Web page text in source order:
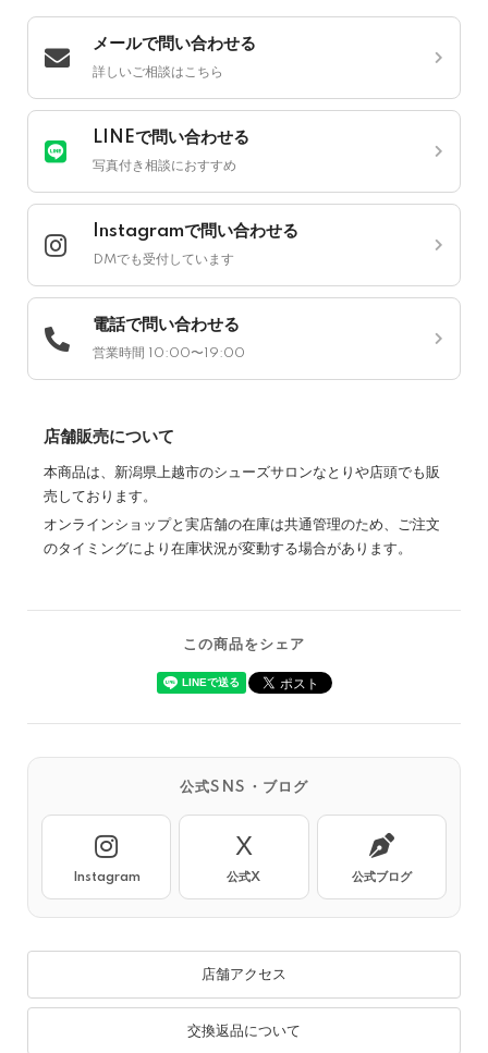
メールで問い合わせる
詳しいご相談はこちら
LINEで問い合わせる
写真付き相談におすすめ
Instagramで問い合わせる
DMでも受付しています
電話で問い合わせる
営業時間 10:00〜19:00
店舗販売について
本商品は、新潟県上越市のシューズサロンなとりや店頭でも販
売しております。
オンラインショップと実店舗の在庫は共通管理のため、ご注文
のタイミングにより在庫状況が変動する場合があります。
この商品をシェア
公式SNS・ブログ
Instagram
X
公式X 公式ブログ
店舗アクセス
交換返品について